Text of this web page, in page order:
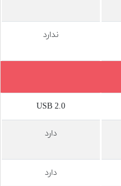
ندارد
USB 2.0
دارد
دارد